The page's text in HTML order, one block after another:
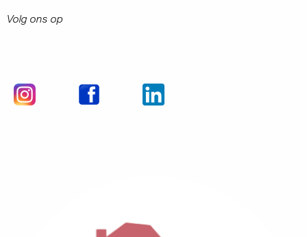
Volg ons op